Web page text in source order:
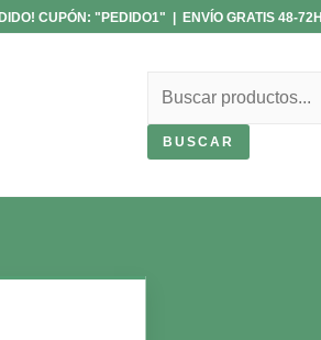
CUPÓN: "PEDIDO1" | ENVÍO GRATIS 48-
BUSCAR